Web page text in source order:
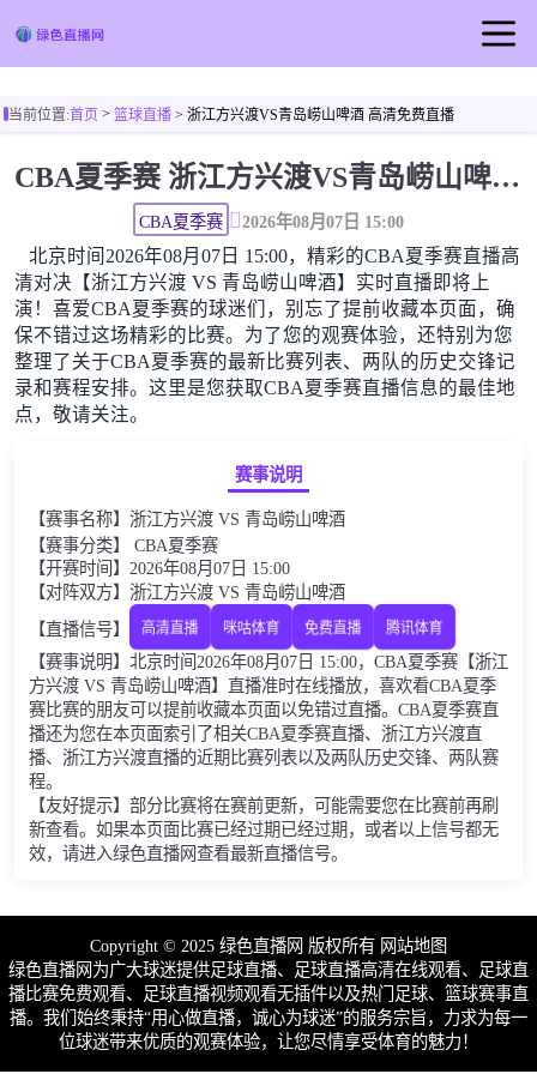
篮球直播
当前位置:首页> 篮球直播> 浙江方兴渡VS青岛崂山啤酒 高清免费直播
CBA夏季赛 浙江方兴渡VS青岛崂山啤酒高清直播免费观看
CBA夏季赛 2026年08月07日 15:00
北京时间2026年08月07日 15:00，精彩的CBA夏季赛直播高
清对决【浙江方兴渡 VS 青岛崂山啤酒】实时直播即将上
演！喜爱CBA夏季赛的球迷们，别忘了提前收藏本页面，确
保不错过这场精彩的比赛。为了您的观赛体验，还特别为您
整理了关于CBA夏季赛的最新比赛列表、两队的历史交锋记
录和赛程安排。这里是您获取CBA夏季赛直播信息的最佳地
点，敬请关注。
赛事说明
【赛事名称】浙江方兴渡 VS 青岛崂山啤酒
【赛事分类】 CBA夏季赛
【开赛时间】2026年08月07日 15:00
【对阵双方】浙江方兴渡 VS 青岛崂山啤酒
【直播信号】
高清直播 咪咕体育 免费直播 腾讯体育
【赛事说明】北京时间2026年08月07日 15:00，CBA夏季赛【浙江
方兴渡 VS 青岛崂山啤酒】直播准时在线播放，喜欢看CBA夏季
赛比赛的朋友可以提前收藏本页面以免错过直播。CBA夏季赛直
播还为您在本页面索引了相关CBA夏季赛直播、浙江方兴渡直
播、浙江方兴渡直播的近期比赛列表以及两队历史交锋、两队赛
程。
【友好提示】部分比赛将在赛前更新，可能需要您在比赛前再刷
新查看。如果本页面比赛已经过期已经过期，或者以上信号都无
效，请进入绿色直播网查看最新直播信号。
Copyright © 2025 绿色直播网 版权所有 网站地图
绿色直播网为广大球迷提供足球直播、足球直播高清在线观看、足球直
播比赛免费观看、足球直播视频观看无插件以及热门足球、篮球赛事直
播。我们始终秉持“用心做直播，诚心为球迷”的服务宗旨，力求为每一
位球迷带来优质的观赛体验，让您尽情享受体育的魅力！